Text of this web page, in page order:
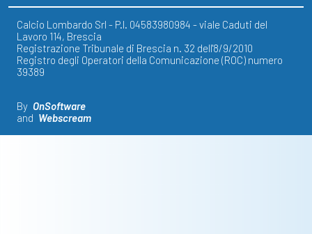
Calcio Lombardo Srl - P.I. 04583980984 - viale Caduti del
Lavoro 114, Brescia
Registrazione Tribunale di Brescia n. 32 dell'8/9/2010
Registro degli Operatori della Comunicazione (ROC) numero
39389
By OnSoftware
and Webscream